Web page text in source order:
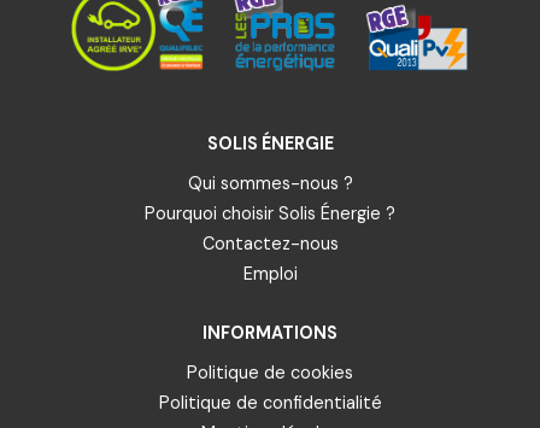
SOLIS ÉNERGIE
Qui sommes-nous ?
Pourquoi choisir Solis Énergie ?
Contactez-nous
Emploi
INFORMATIONS
Politique de cookies
Politique de confidentialité